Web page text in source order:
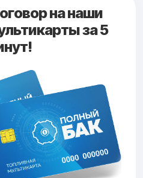
на наши
за 5